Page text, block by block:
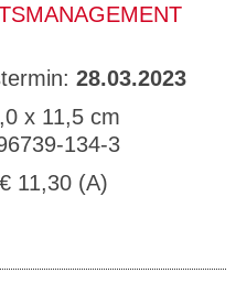
28.03.2023
x 11,5 cm
134-3
11,30 (A)